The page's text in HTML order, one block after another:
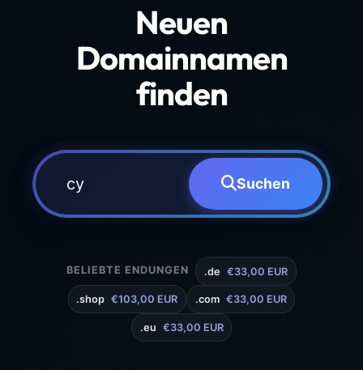
Neuen
Domainnamen
finden
Suchen
BELIEBTE ENDUNGEN .de €33,00 EUR
.shop €103,00 EUR .com €33,00 EUR
.eu €33,00 EUR